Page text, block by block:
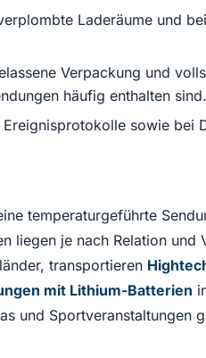
Laderäume und
Verpackung und
häufig enthalten sind.
sowie
temperaturgeführte
liegen je nach Relation
transportieren
mit Lithium-Batterien
und Sportveranstaltungen